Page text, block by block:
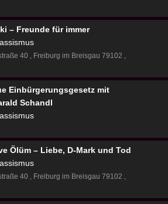
– Freunde für immer
40
Freiburg im Breisgau 79102
Einbürgerungsgesetz mit
Schandl
Ölüm – Liebe, D-Mark und Tod
40
Freiburg im Breisgau 79102